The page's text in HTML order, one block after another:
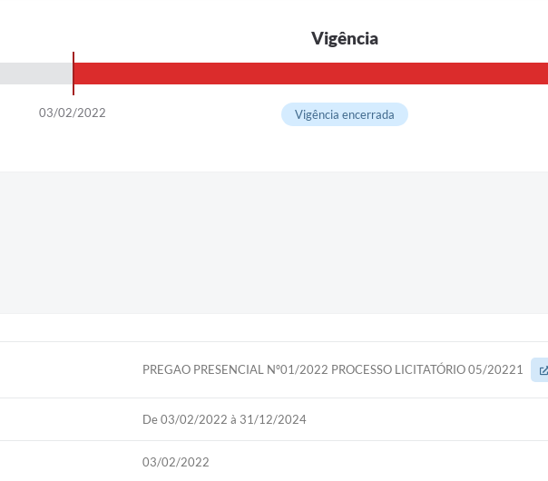
Vigência
03/02/2022 Vigência encerrada
PREGAO PRESENCIAL Nº01/2022 PROCESSO LICITATÓRIO 05/20221
De 03/02/2022 à 31/12/2024
03/02/2022